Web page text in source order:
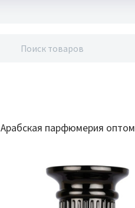
Арабская парфюмерия оптом